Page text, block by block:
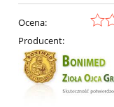
Ocena:
Producent: